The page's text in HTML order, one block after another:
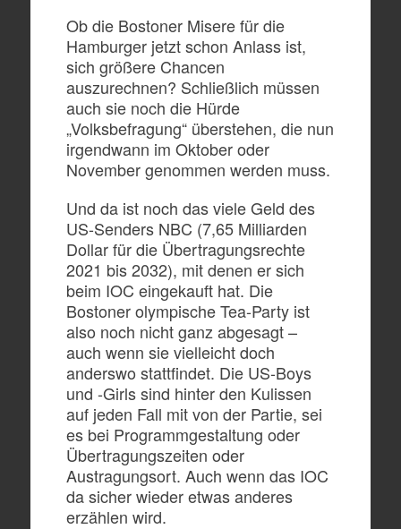
Ob die Bostoner Misere für die
Hamburger jetzt schon Anlass ist,
sich größere Chancen
auszurechnen? Schließlich müssen
auch sie noch die Hürde
„Volksbefragung“ überstehen, die nun
irgendwann im Oktober oder
November genommen werden muss.
Und da ist noch das viele Geld des
US-Senders NBC (7,65 Milliarden
Dollar für die Übertragungsrechte
2021 bis 2032), mit denen er sich
beim IOC eingekauft hat. Die
Bostoner olympische Tea-Party ist
also noch nicht ganz abgesagt –
auch wenn sie vielleicht doch
anderswo stattfindet. Die US-Boys
und -Girls sind hinter den Kulissen
auf jeden Fall mit von der Partie, sei
es bei Programmgestaltung oder
Übertragungszeiten oder
Austragungsort. Auch wenn das IOC
da sicher wieder etwas anderes
erzählen wird.